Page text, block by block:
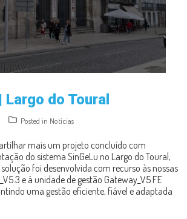
Largo do Toural
Posted in Notícias
mais um projeto concluído com
do sistema SinGeLu no Largo do Toural,
foi desenvolvida com recurso às nossas
e à unidade de gestão Gateway_V5 FE
uma gestão eficiente, fiável e adaptada